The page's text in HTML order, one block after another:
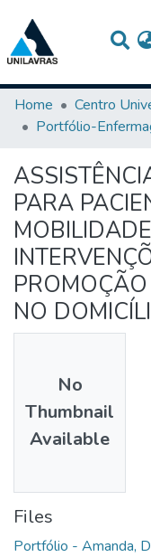
Home
Portfólio-
PARA
NO
No
Thumbnail
Available
Files
Portfólio - Amanda,